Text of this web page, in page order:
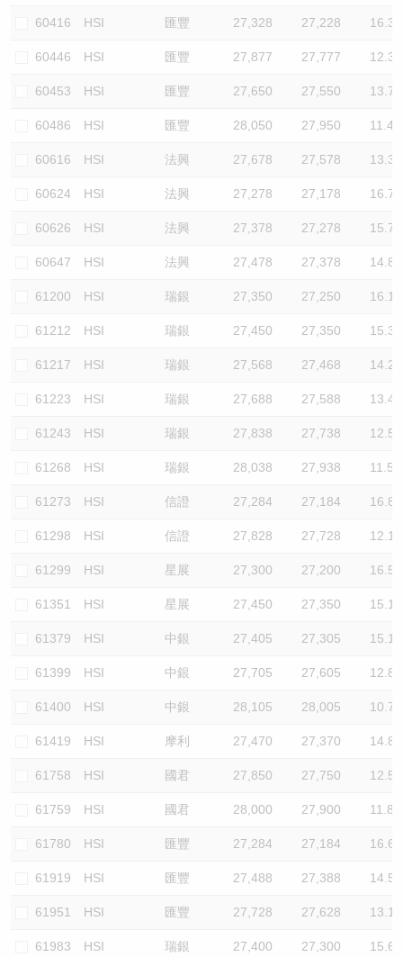
60416 HSI 匯豐 27,328 27,228 16.3
60446 HSI 匯豐 27,877 27,777 12.3
60453 HSI 匯豐 27,650 27,550 13.7
60486 HSI 匯豐 28,050 27,950 11.4
60616 HSI 法興 27,678 27,578 13.3
60624 HSI 法興 27,278 27,178 16.7
60626 HSI 法興 27,378 27,278 15.7
60647 HSI 法興 27,478 27,378 14.8
61200 HSI 瑞銀 27,350 27,250 16.1
61212 HSI 瑞銀 27,450 27,350 15.3
61217 HSI 瑞銀 27,568 27,468 14.2
61223 HSI 瑞銀 27,688 27,588 13.4
61243 HSI 瑞銀 27,838 27,738 12.5
61268 HSI 瑞銀 28,038 27,938 11.5
61273 HSI 信證 27,284 27,184 16.8
61298 HSI 信證 27,828 27,728 12.1
61299 HSI 星展 27,300 27,200 16.5
61351 HSI 星展 27,450 27,350 15.1
61379 HSI 中銀 27,405 27,305 15.1
61399 HSI 中銀 27,705 27,605 12.8
61400 HSI 中銀 28,105 28,005 10.7
61419 HSI 摩利 27,470 27,370 14.8
61758 HSI 國君 27,850 27,750 12.5
61759 HSI 國君 28,000 27,900 11.8
61780 HSI 匯豐 27,284 27,184 16.6
61919 HSI 匯豐 27,488 27,388 14.5
61951 HSI 匯豐 27,728 27,628 13.1
61983 HSI 瑞銀 27,400 27,300 15.6